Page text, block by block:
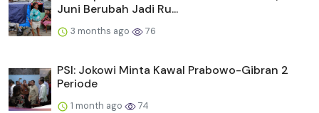
Juni Berubah Jadi Ru...
3 months ago 76
PSI: Jokowi Minta Kawal Prabowo-Gibran 2
Periode
1 month ago 74